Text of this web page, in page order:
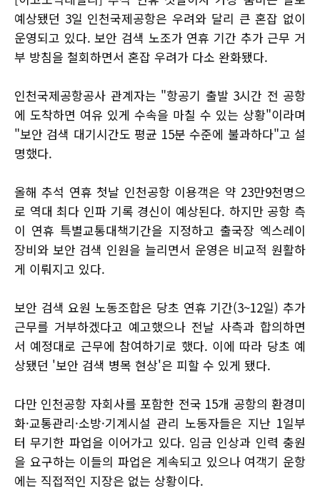
예상됐던 3일 인천국제공항은 우려와 달리 큰 혼잡 없이
운영되고 있다. 보안 검색 노조가 연휴 기간 추가 근무 거
부 방침을 철회하면서 혼잡 우려가 다소 완화됐다.
인천국제공항공사 관계자는 "항공기 출발 3시간 전 공항
에 도착하면 여유 있게 수속을 마칠 수 있는 상황"이라며
"보안 검색 대기시간도 평균 15분 수준에 불과하다"고 설
명했다.
올해 추석 연휴 첫날 인천공항 이용객은 약 23만9천명으
로 역대 최다 인파 기록 경신이 예상된다. 하지만 공항 측
이 연휴 특별교통대책기간을 지정하고 출국장 엑스레이
장비와 보안 검색 인원을 늘리면서 운영은 비교적 원활하
게 이뤄지고 있다.
보안 검색 요원 노동조합은 당초 연휴 기간(3~12일) 추가
근무를 거부하겠다고 예고했으나 전날 사측과 합의하면
서 예정대로 근무에 참여하기로 했다. 이에 따라 당초 예
상됐던 '보안 검색 병목 현상'은 피할 수 있게 됐다.
다만 인천공항 자회사를 포함한 전국 15개 공항의 환경미
화·교통관리·소방·기계시설 관리 노동자들은 지난 1일부
터 무기한 파업을 이어가고 있다. 임금 인상과 인력 충원
을 요구하는 이들의 파업은 계속되고 있으나 여객기 운항
에는 직접적인 지장은 없는 상황이다.